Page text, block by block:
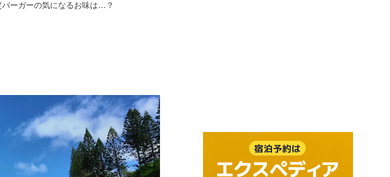
ーガーの気になるお味は…？